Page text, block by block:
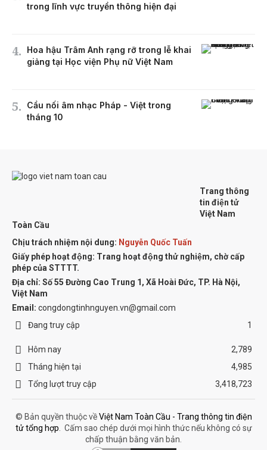
trong lĩnh vực truyền thông hiện đại
Hoa hậu Trâm Anh rạng rỡ trong lễ khai
giảng tại Học viện Phụ nữ Việt Nam
Cầu nối âm nhạc Pháp - Việt trong
tháng 10
Trang thông
tin điện tử
Việt Nam
Toàn Cầu
Chịu trách nhiệm nội dung: Nguyễn Quốc Tuấn
Giấy phép hoạt động: Trang hoạt động thử nghiệm, chờ cấp
phép của STTTT.
Địa chỉ: Số 55 Đường Cao Trung 1, Xã Hoài Đức, TP. Hà Nội,
Việt Nam
Email: congdongtinhnguyen.vn@gmail.com
Đang truy cập
1
Hôm nay
2,789
Tháng hiện tại
4,985
Tổng lượt truy cập
3,418,723
© Bản quyền thuộc vềViệt Nam Toàn Cầu - Trang thông tin điện
tử tổng hợp
Cấm sao chép dưới mọi hình thức nếu không có sự
chấp thuận bằng văn bản.